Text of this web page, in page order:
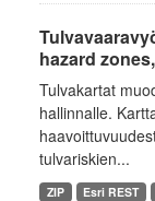
hazard
Tulvakartat
hallinnalle.
tulvariskien...
ZIP Esri REST